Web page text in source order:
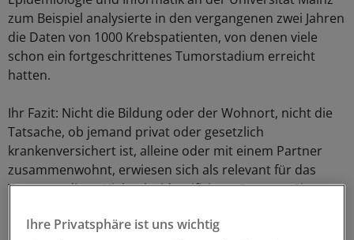
zum Beispiel analysierte in den vergangenen zwei Jahren
die Daten von 1000 Krebspatienten, von denen viele
schon ein fortgeschrittenes Tumorstadium erreicht
hatten.
Ihr Fazit: Nicht die Bildung oder der Wohnort, nicht die
Tatsache, ob jemand privat oder gesetzlich
krankenversichert ist, alleine oder mit einem Partner
zusammenwohnt, erwiesen sich als relevant für das
Tumorstadium. Vielmehr identifizierte Susanne Singer
die entscheidenden Faktoren.
Ihre Privatsphäre ist uns wichtig